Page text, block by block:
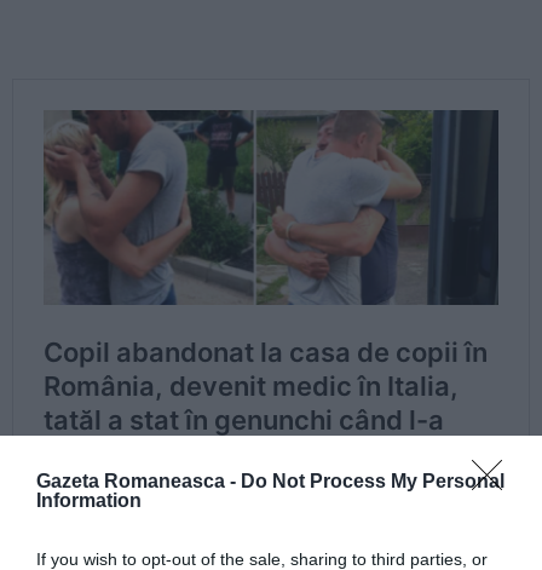
Gazeta Romaneasca - Do Not Process My Personal
Information
If you wish to opt-out of the sale, sharing to third parties, or